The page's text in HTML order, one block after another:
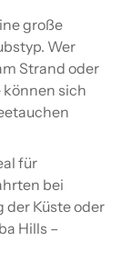
große
Wer
Strand oder
können sich
für
bei
der Küste oder
Hills –